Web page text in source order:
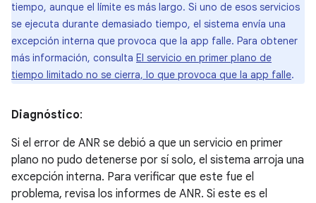
tiempo, aunque el límite es más largo. Si uno de esos servicios
se ejecuta durante demasiado tiempo, el sistema envía una
excepción interna que provoca que la app falle. Para obtener
más información, consulta El servicio en primer plano de
tiempo limitado no se cierra, lo que provoca que la app falle.
Diagnóstico:
Si el error de ANR se debió a que un servicio en primer
plano no pudo detenerse por sí solo, el sistema arroja una
excepción interna. Para verificar que este fue el
problema, revisa los informes de ANR. Si este es el